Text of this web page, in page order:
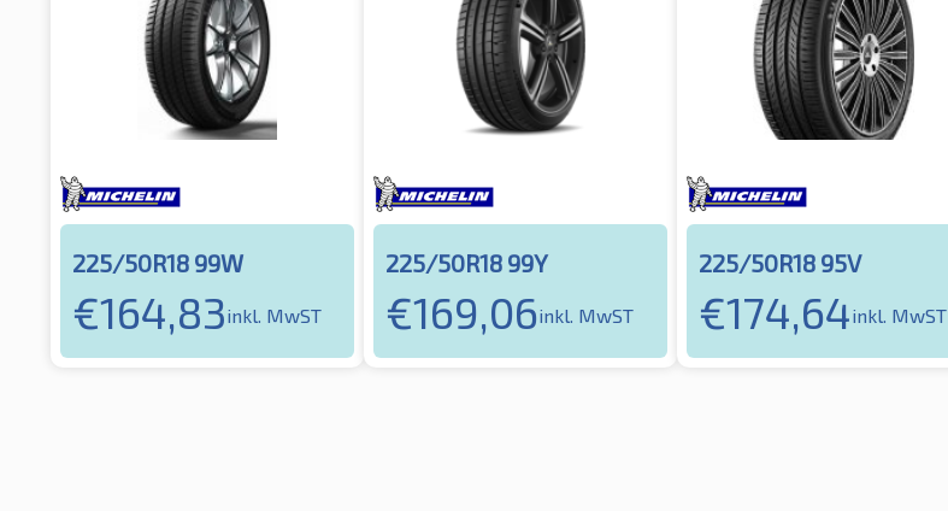
225/50R18 99W
€164,83inkl. MwST
225/50R18 99Y
€169,06inkl. MwST
225/50R18 95V
€174,64inkl. MwST